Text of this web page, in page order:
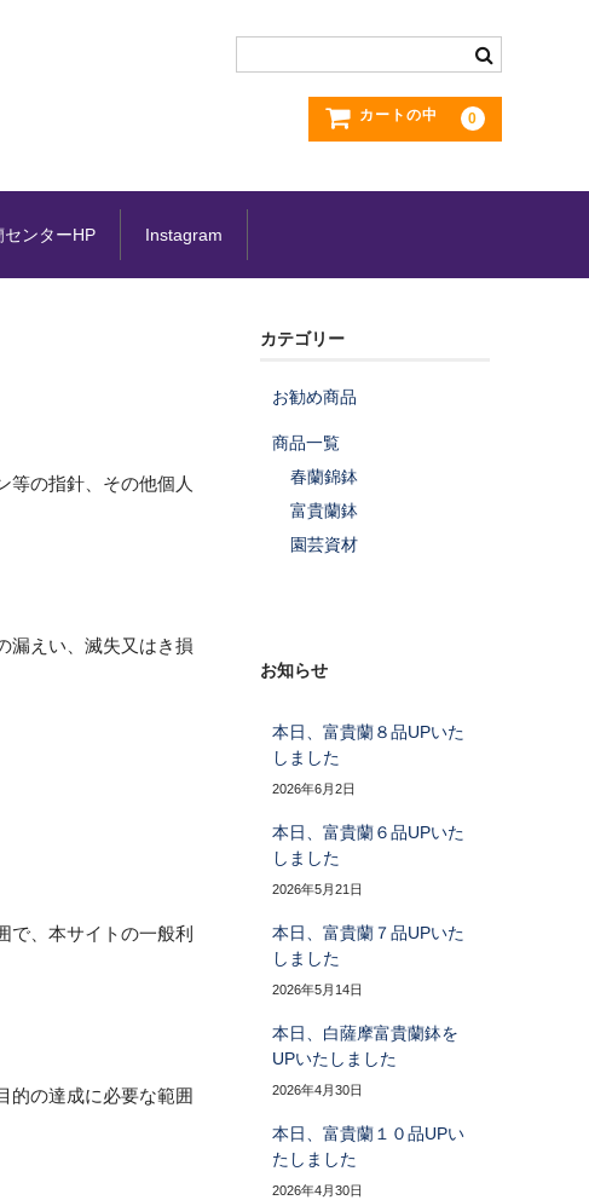
カートの中 0
センターHP Instagram
等の指針、その他個人
漏えい、滅失又はき損
で、本サイトの一般利
的の達成に必要な範囲
カテゴリー
お勧め商品
商品一覧
春蘭錦鉢
富貴蘭鉢
園芸資材
お知らせ
本日、富貴蘭８品UPいた
しました
2026年6月2日
本日、富貴蘭６品UPいた
しました
2026年5月21日
本日、富貴蘭７品UPいた
しました
2026年5月14日
本日、白薩摩富貴蘭鉢を
UPいたしました
2026年4月30日
本日、富貴蘭１０品UPい
たしました
2026年4月30日